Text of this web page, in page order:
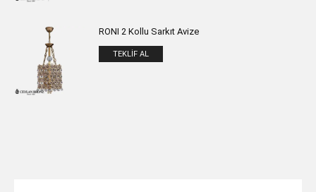
RONI 2 Kollu Sarkıt Avize
TEKLIF AL